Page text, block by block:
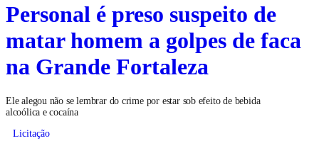
Personal é preso suspeito de
matar homem a golpes de faca
na Grande Fortaleza
Ele alegou não se lembrar do crime por estar sob efeito de bebida
alcoólica e cocaína
Licitação